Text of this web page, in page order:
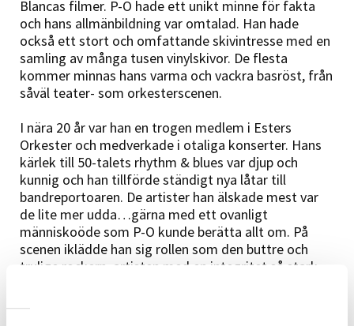
Blancas filmer. P-O hade ett unikt minne för fakta
och hans allmänbildning var omtalad. Han hade
också ett stort och omfattande skivintresse med en
samling av många tusen vinylskivor. De flesta
kommer minnas hans varma och vackra basröst, från
såväl teater- som orkesterscenen.
I nära 20 år var han en trogen medlem i Esters
Orkester och medverkade i otaliga konserter. Hans
kärlek till 50-talets rhythm & blues var djup och
kunnig och han tillförde ständigt nya låtar till
bandreportoaren. De artister han älskade mest var
de lite mer udda…gärna med ett ovanligt
människoöde som P-O kunde berätta allt om. På
scenen iklädde han sig rollen som den buttre och
trulige rockern, artisten med en integritet så stark